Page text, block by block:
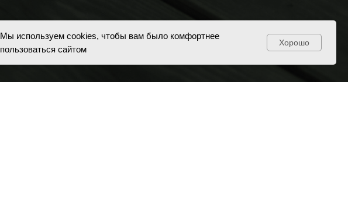
Мы используем cookies, чтобы вам было комфортнее
пользоваться сайтом
Хорошо